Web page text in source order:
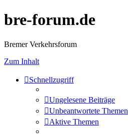
bre-forum.de
Bremer Verkehrsforum
Zum Inhalt
Schnellzugriff
Ungelesene Beiträge
Unbeantwortete Themen
Aktive Themen